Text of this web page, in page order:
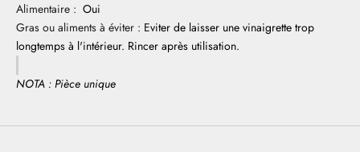
Alimentaire : Oui
Gras ou aliments à éviter : Eviter de laisser une vinaigrette trop
longtemps à l'intérieur. Rincer après utilisation.
NOTA : Pièce unique